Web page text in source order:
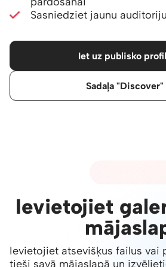
Sasniedziet jaunu
Iet uz publisko
Sadaļa "Discover"
Ievietojiet
Ievietojiet atsevišķus failus vai
tieši savā mājaslapā un